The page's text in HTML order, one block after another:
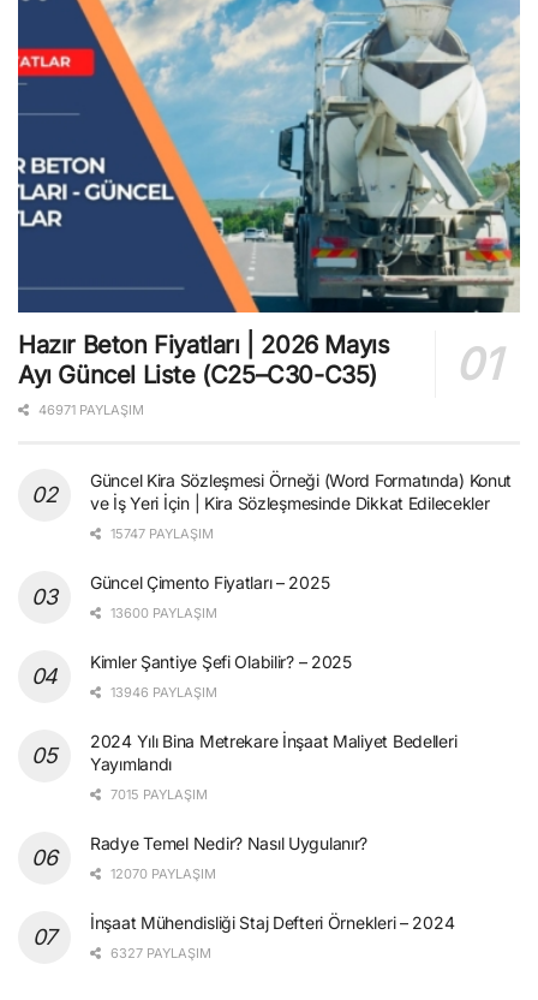
Hazır Beton Fiyatları | 2026 Mayıs
Ayı Güncel Liste (C25–C30-C35)
46971 PAYLAŞIM
Güncel Kira Sözleşmesi Örneği (Word Formatında) Konut
ve İş Yeri İçin | Kira Sözleşmesinde Dikkat Edilecekler
15747 PAYLAŞIM
Güncel Çimento Fiyatları – 2025
13600 PAYLAŞIM
Kimler Şantiye Şefi Olabilir? – 2025
13946 PAYLAŞIM
2024 Yılı Bina Metrekare İnşaat Maliyet Bedelleri
Yayımlandı
7015 PAYLAŞIM
Radye Temel Nedir? Nasıl Uygulanır?
12070 PAYLAŞIM
İnşaat Mühendisliği Staj Defteri Örnekleri – 2024
6327 PAYLAŞIM